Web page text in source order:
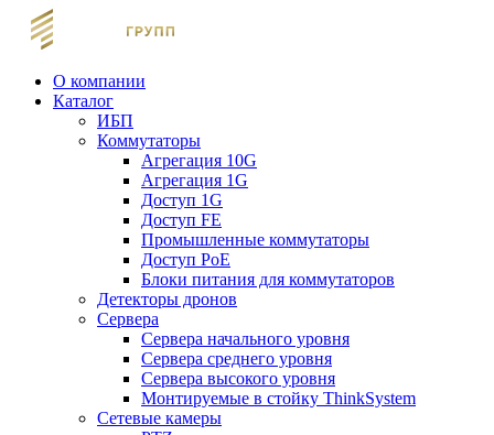
О компании
Каталог
ИБП
Коммутаторы
Агрегация 10G
Агрегация 1G
Доступ 1G
Доступ FE
Промышленные коммутаторы
Доступ PoE
Блоки питания для коммутаторов
Детекторы дронов
Сервера
Сервера начального уровня
Сервера среднего уровня
Сервера высокого уровня
Монтируемые в стойку ThinkSystem
Сетевые камеры